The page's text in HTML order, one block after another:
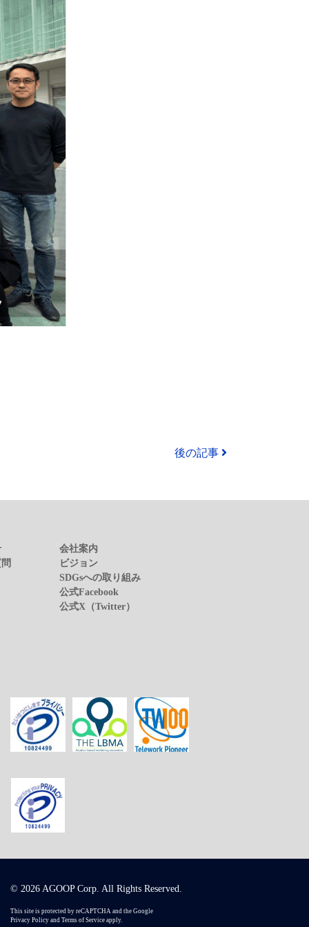
後の記事
会社案内
ビジョン
SDGsへの取り組み
公式Facebook
公式X（Twitter）
© 2026 AGOOP Corp. All Rights Reserved.
This site is protected by reCAPTCHA and the Google
Privacy Policy and Terms of Service apply.